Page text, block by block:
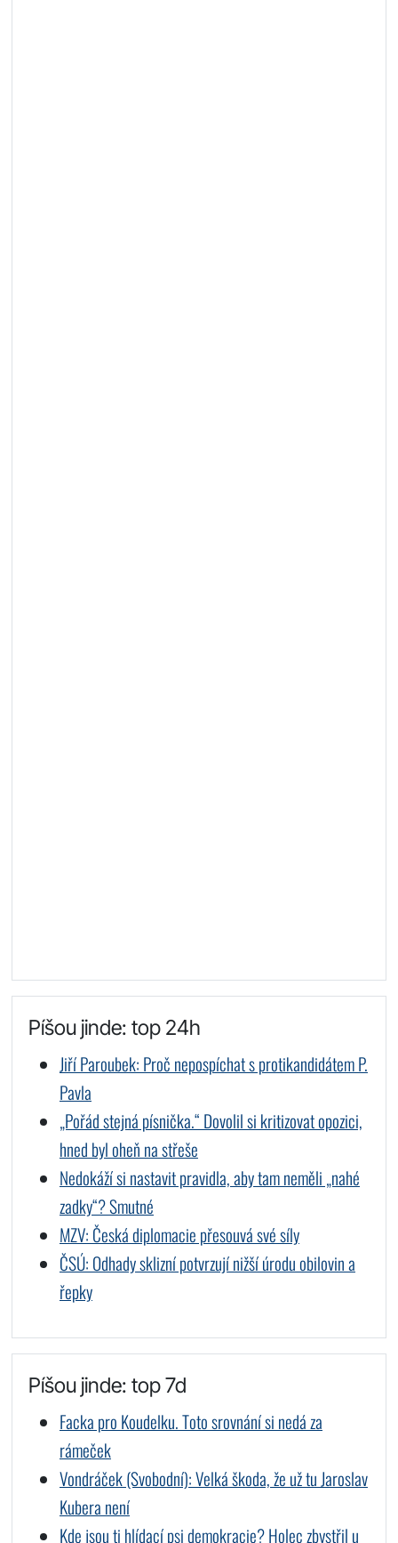
Píšou jinde: top 24h
Jiří Paroubek: Proč nepospíchat s protikandidátem P.
Pavla
„Pořád stejná písnička.“ Dovolil si kritizovat opozici,
hned byl oheň na střeše
Nedokáží si nastavit pravidla, aby tam neměli „nahé
zadky“? Smutné
MZV: Česká diplomacie přesouvá své síly
ČSÚ: Odhady sklizní potvrzují nižší úrodu obilovin a
řepky
Píšou jinde: top 7d
Facka pro Koudelku. Toto srovnání si nedá za
rámeček
Vondráček (Svobodní): Velká škoda, že už tu Jaroslav
Kubera není
Kde jsou ti hlídací psi demokracie? Holec zbystřil u